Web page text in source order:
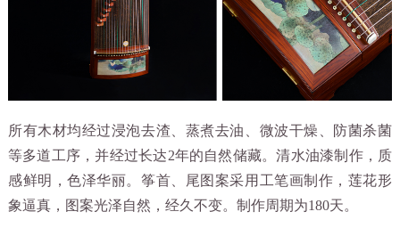
所有木材均经过浸泡去渣、蒸煮去油、微波干燥、防菌杀菌
等多道工序，并经过长达2年的自然储藏。清水油漆制作，质
感鲜明，色泽华丽。筝首、尾图案采用工笔画制作，莲花形
象逼真，图案光泽自然，经久不变。制作周期为180天。